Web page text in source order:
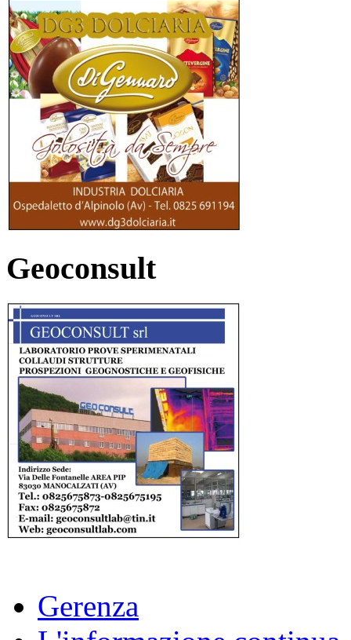
Geoconsult
Gerenza